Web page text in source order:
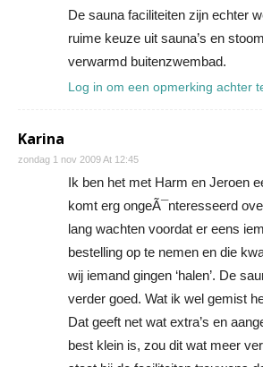
De sauna faciliteiten zijn echter
ruime keuze uit sauna’s en
verwarmd buitenzwembad.
Log in om een opmerking achter
Karina
zondag 1 nov 2009 At 12:45
Ik ben het met Harm en Jeroen
komt erg ongeÃ¯nteresseerd
lang wachten voordat er eens
bestelling op te nemen en die
wij iemand gingen ‘halen’. De
verder goed. Wat ik wel gemist
Dat geeft net wat extra’s en
best klein is, zou dit wat meer